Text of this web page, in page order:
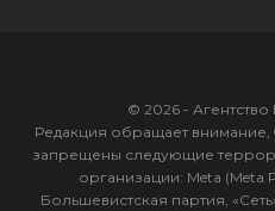
© 2026 -
Редакция обращает
запрещены следующие
организации: Meta (Meta
Большевистская партия,